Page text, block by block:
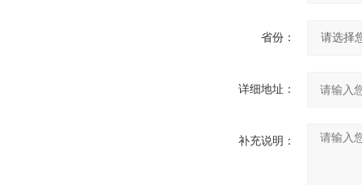
省份：
详细地址：
补充说明：